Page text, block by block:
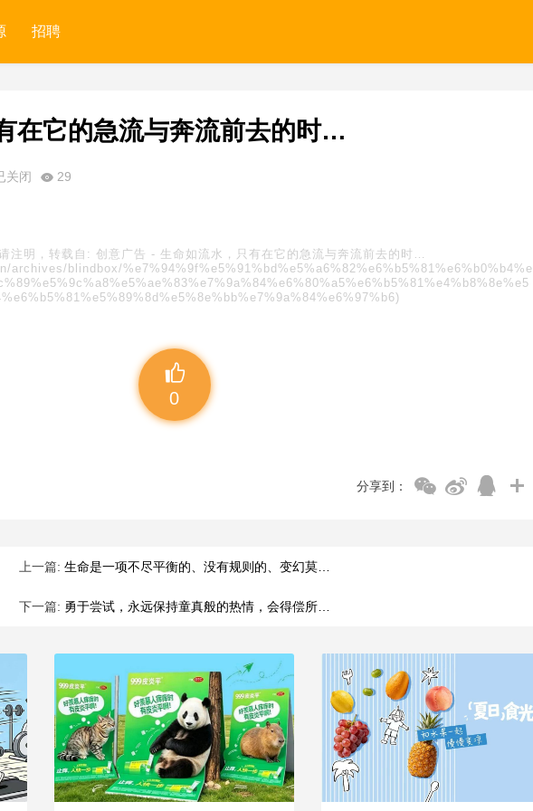
招聘
在它的急流与奔流前去的时…
关闭 29
注明，转载自: 创意广告 - 生命如流水，只有在它的急流与奔流前去的时…
blindbox/%e7%94%9f%e5%91%bd%e5%a6%82%e6%b5%81%e6%b0%b4%e
0
分享到：
上一篇: 生命是一项不尽平衡的、没有规则的、变幻莫…
下一篇: 勇于尝试，永远保持童真般的热情，会得偿所…